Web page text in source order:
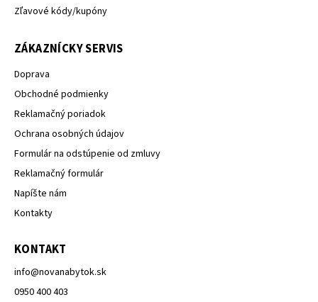
Zľavové kódy/kupóny
ZÁKAZNÍCKY SERVIS
Doprava
Obchodné podmienky
Reklamačný poriadok
Ochrana osobných údajov
Formulár na odstúpenie od zmluvy
Reklamačný formulár
Napíšte nám
Kontakty
KONTAKT
info@novanabytok.sk
0950 400 403